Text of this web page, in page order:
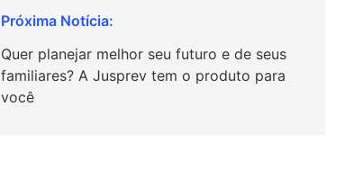
Quer planejar melhor seu futuro e de seus
familiares? A Jusprev tem o produto para
você